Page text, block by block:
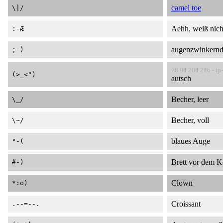
\|/ camel toe
:-Æ Aehh, weiß
;-) augenzwinkernd
(>_<")
78.94.204.246 -
autsch
\_/ Becher, leer
\~/ Becher, voll
°-( blaues Auge
#-) Brett vor dem
*:o) Clown
.--=--. Croissant